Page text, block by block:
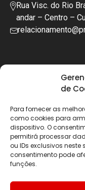
de
Para fornecer as
como cookies para
dispositivo. O
permitirá processar
ou IDs exclusivos neste
consentimento pode
funções.
Rua Visc. do Rio
andar – Centro –
Copyright © 2025 |